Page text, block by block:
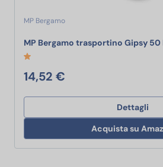
MP Bergamo
MP Bergamo trasportino Gipsy 50
14,52 €
Dettagli
Acquista su